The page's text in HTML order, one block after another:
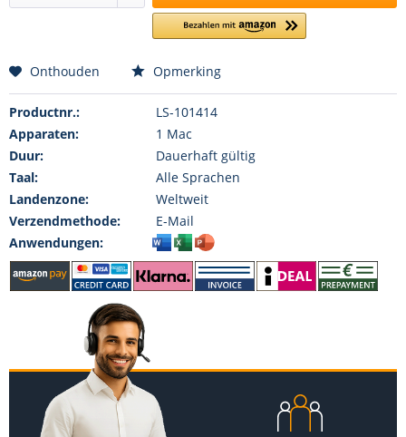
Onthouden Opmerking
Productnr.:
LS-101414
Apparaten:
1 Mac
Duur:
Dauerhaft gültig
Taal:
Alle Sprachen
Landenzone:
Weltweit
Verzendmethode:
E-Mail
Anwendungen: